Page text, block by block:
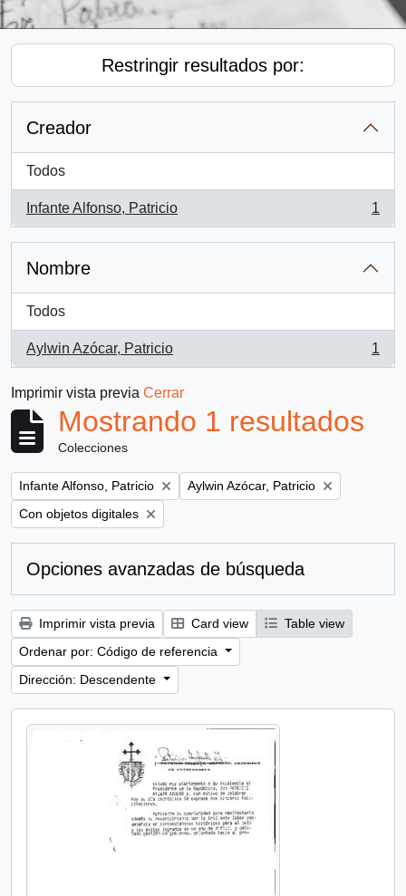
Restringir resultados por:
Creador
Todos
Infante Alfonso, Patricio
, 1 resultados
1
Nombre
Todos
Aylwin Azócar, Patricio
, 1 resultados
1
Imprimir vista previa Cerrar
Mostrando 1 resultados
Colecciones
Remove filter:
Infante Alfonso, Patricio Remove filter:
Aylwin Azócar, Patricio
Remove filter:
Con objetos digitales
Opciones avanzadas de búsqueda
Imprimir vista previa Card view
Table view
Ordenar por: Código de referencia
Dirección: Descendente